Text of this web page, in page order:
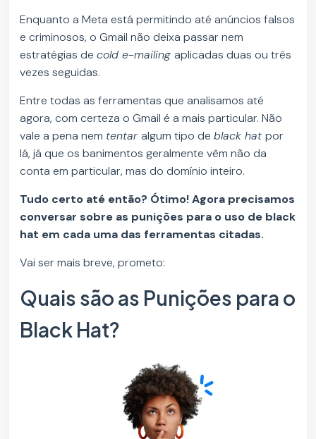
Enquanto a Meta está permitindo até anúncios falsos
e criminosos, o Gmail não deixa passar nem
estratégias decold e-mailingaplicadas duas ou três
vezes seguidas.
Entre todas as ferramentas que analisamos até
agora, com certeza o Gmail é a mais particular. Não
vale a pena nem tentaralgum tipo deblack hatpor
lá, já que os banimentos geralmente vêm não da
conta em particular, mas do domínio inteiro.
Tudo certo até então? Ótimo! Agora precisamos
conversar sobre as punições para o uso de black
hat em cada uma das ferramentas citadas.
Vai ser mais breve, prometo:
Quais são as Punições para o
Black Hat?